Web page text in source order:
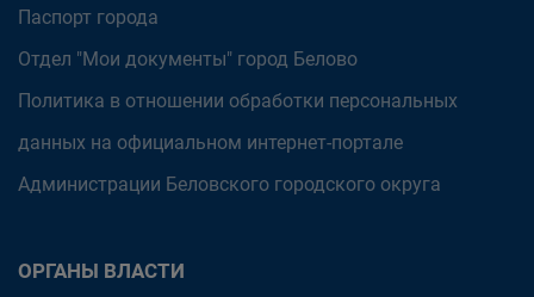
Паспорт города
Отдел "Мои документы" город Белово
Политика в отношении обработки персональных
данных на официальном интернет-портале
Администрации Беловского городского округа
ОРГАНЫ ВЛАСТИ